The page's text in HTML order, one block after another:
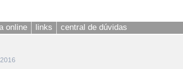
online links central de dúvidas